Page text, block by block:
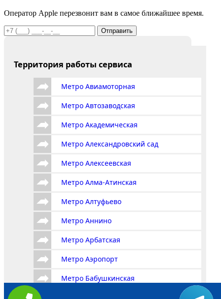
Оператор Apple перезвонит вам в самое ближайшее время.
Отправить
Территория работы сервиса
Метро Авиамоторная
Метро Автозаводская
Метро Академическая
Метро Александровский сад
Метро Алексеевская
Метро Алма-Атинская
Метро Алтуфьево
Метро Аннино
Метро Арбатская
Метро Аэропорт
Метро Бабушкинская